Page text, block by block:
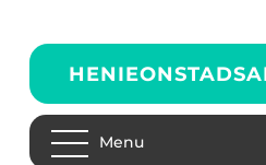
Menu